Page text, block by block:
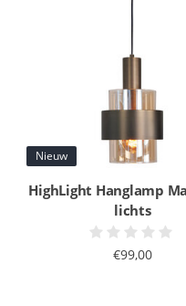
Nieuw
HighLight Hanglamp
lichts
€99,00